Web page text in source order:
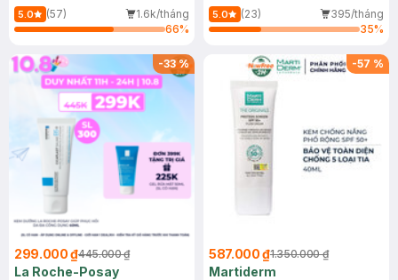
Dầu 500ml
5.0 (57)
1.6k/tháng
66%
(Mới)
5.0 (23)
395/tháng
35%
-33%
299.000 ₫445.000 ₫
La Roche-Posay
-57 %
587.000 ₫1.350.000 ₫
Martiderm